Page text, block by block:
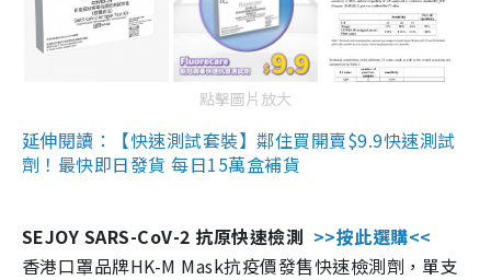
點擊圖片放大
延伸閱讀：【快速測試套裝】鄰住買開賣$9.9快速測試
劑！最快即日發貨 每日15萬盒補貨
SEJOY SARS-CoV-2 抗原快速檢測 >>按此選購<<
香港口罩品牌HK-M Mask抗疫價發售快速檢測劑，單支